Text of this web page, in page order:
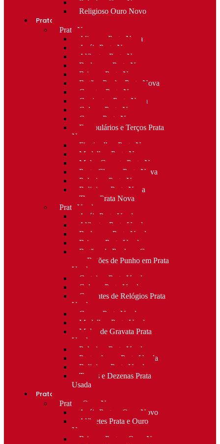
Pulseiras Ouro Novo
Religioso Ouro Novo
Prata
Prata Nova
Alianças Prata Nova
Anéis Prata Nova
Alfinetes Prata Nova
Berloques Prata Nova
Brincos Prata Nova
Botões Punho Prata Nova
Canetas Prata Nova
Conjuntos Prata Nova
Colares Prata Nova
Cruzes Prata Nova
Escapulários e Terços Prata
Nova
Fios/malhas Prata Nova
Medalhas Prata Nova
Molas Gravata Prata Nova
Porta-Chaves Prata Nova
Pulseiras Prata Nova
Religioso Prata Nova
Tiaras Prata Nova
Prata Usada
Anéis Prata Usada
Alfinetes Prata Usada
Berloques Prata Usada
Brincos Prata Usada
Botões de Punho e Capas
para Botões de Punho em Prata
Usada
Carteiras Prata Usada
Colares Prata Usada
Correntes de Relógios Prata
Usada
Cruzes Prata Usada
Medalhas Prata Usada
Molas de Gravata Prata
Usada
Pulseiras Prata Usada
Porta-chaves Prata Usada
Religioso Prata Usada
Terços e Dezenas Prata
Usada
Prata e ouro
Prata e Ouro Novo
Anéis Prata e Ouro Novo
Alfinetes Prata e Ouro
Novo
Brincos Prata e Ouro Novo